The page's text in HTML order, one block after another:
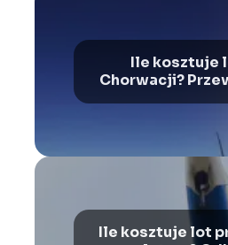
Ile kosztuje
Chorwacji?
Ile kosztuje lot